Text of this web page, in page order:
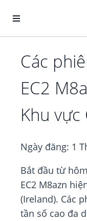
Các
EC2
Khu vực
Ngày đăng: 1
Bắt đầu từ
EC2 M8azn
(Ireland). Các
tần số cao đa